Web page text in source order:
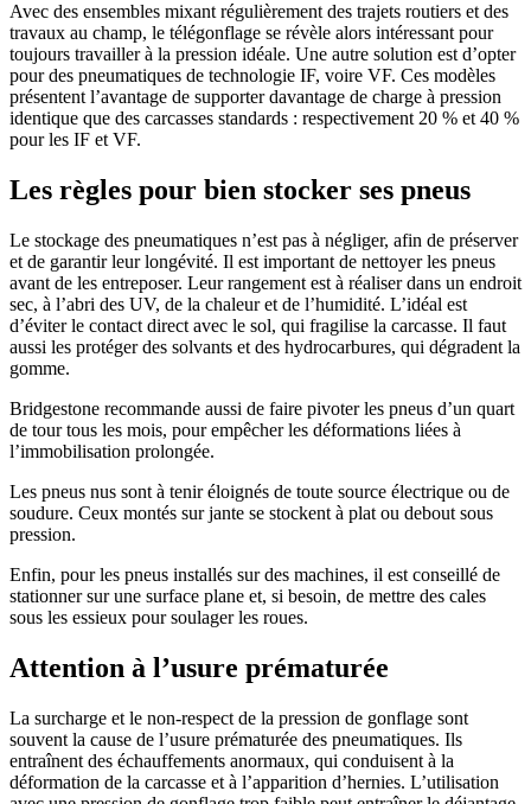
Avec des ensembles mixant régulièrement des trajets routiers et des
travaux au champ, le télégonflage se révèle alors intéressant pour
toujours travailler à la pression idéale. Une autre solution est d’opter
pour des pneumatiques de technologie IF, voire VF. Ces modèles
présentent l’avantage de supporter davantage de charge à pression
identique que des carcasses standards : respectivement 20 % et 40 %
pour les IF et VF.
Les règles pour bien stocker ses pneus
Le stockage des pneumatiques n’est pas à négliger, afin de préserver
et de garantir leur longévité. Il est important de nettoyer les pneus
avant de les entreposer. Leur rangement est à réaliser dans un endroit
sec, à l’abri des UV, de la chaleur et de l’humidité. L’idéal est
d’éviter le contact direct avec le sol, qui fragilise la carcasse. Il faut
aussi les protéger des solvants et des hydrocarbures, qui dégradent la
gomme.
Bridgestone recommande aussi de faire pivoter les pneus d’un quart
de tour tous les mois, pour empêcher les déformations liées à
l’immobilisation prolongée.
Les pneus nus sont à tenir éloignés de toute source électrique ou de
soudure. Ceux montés sur jante se stockent à plat ou debout sous
pression.
Enfin, pour les pneus installés sur des machines, il est conseillé de
stationner sur une surface plane et, si besoin, de mettre des cales
sous les essieux pour soulager les roues.
Attention à l’usure prématurée
La surcharge et le non-respect de la pression de gonflage sont
souvent la cause de l’usure prématurée des pneumatiques. Ils
entraînent des échauffements anormaux, qui conduisent à la
déformation de la carcasse et à l’apparition d’hernies. L’utilisation